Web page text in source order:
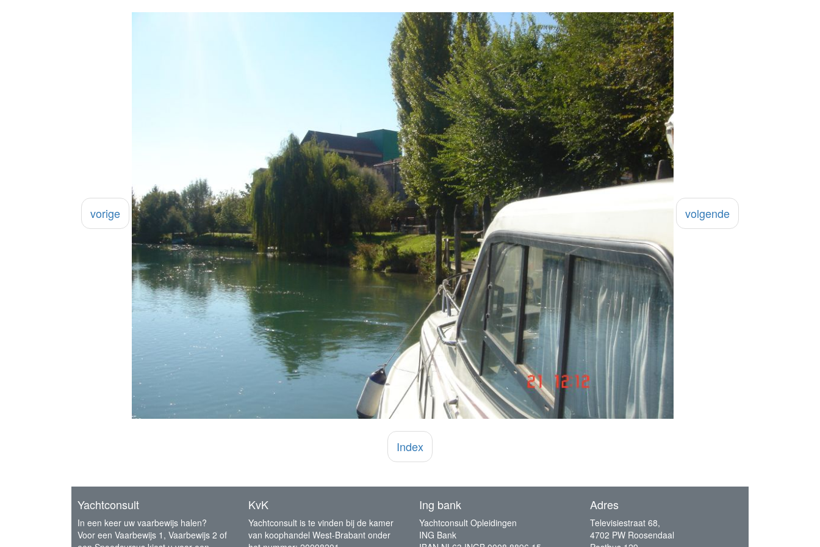
vorige volgende
Index
Yachtconsult
In een keer uw vaarbewijs halen?
Voor een Vaarbewijs 1, Vaarbewijs 2 of
KvK
Yachtconsult is te vinden bij de kamer
van koophandel West-Brabant onder
Ing bank
Yachtconsult Opleidingen
ING Bank
Adres
Televisiestraat 68,
4702 PW Roosendaal